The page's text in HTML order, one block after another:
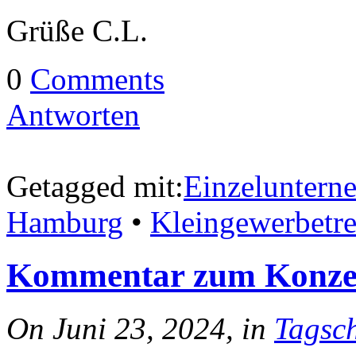
Grüße C.L.
0 Comments
Antworten
Getagged mit:
Hamburg •
Kommentar zum
On Juni 23, 2024, in